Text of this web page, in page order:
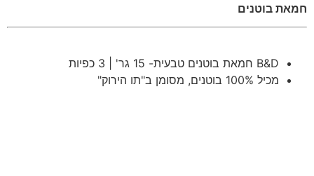
חמאת בוטנים
B&D חמאת בוטנים טבעית- 15 גר' | 3 כפיות
מכיל 100% בוטנים, מסומן ב"תו הירוק"